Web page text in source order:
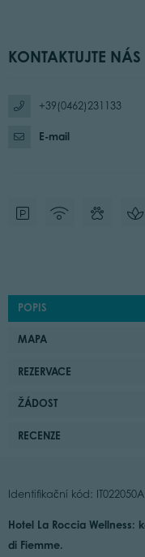
KONTAKTUJTE NÁS
+39(0462)231133
E-mail
POPIS
MAPA
REZERVACE
ŽÁDOST
RECENZE
Identifikační kód:
Hotel La Roccia Wellness:
di Fiemme.